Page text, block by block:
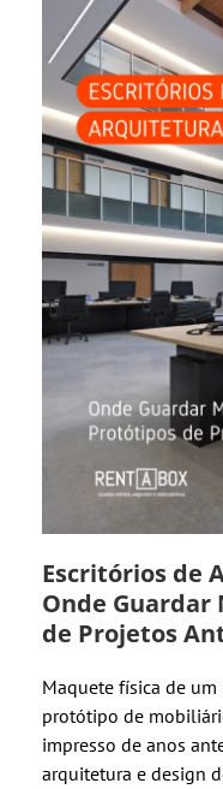
Escritórios de
Onde
de Projetos
Maquete física de
protótipo de
impresso de anos
arquitetura e design